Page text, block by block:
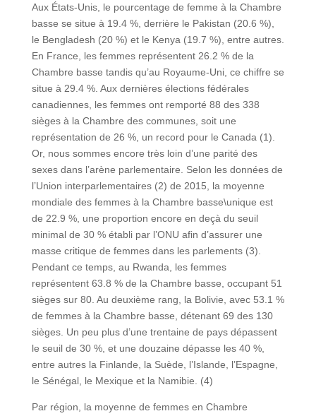
Aux États-Unis, le pourcentage de femme à la Chambre
basse se situe à 19.4 %, derrière le Pakistan (20.6 %),
le Bengladesh (20 %) et le Kenya (19.7 %), entre autres.
En France, les femmes représentent 26.2 % de la
Chambre basse tandis qu’au Royaume-Uni, ce chiffre se
situe à 29.4 %. Aux dernières élections fédérales
canadiennes, les femmes ont remporté 88 des 338
sièges à la Chambre des communes, soit une
représentation de 26 %, un record pour le Canada (1).
Or, nous sommes encore très loin d’une parité des
sexes dans l’arène parlementaire. Selon les données de
l’Union interparlementaires (2) de 2015, la moyenne
mondiale des femmes à la Chambre basse\unique est
de 22.9 %, une proportion encore en deçà du seuil
minimal de 30 % établi par l’ONU afin d’assurer une
masse critique de femmes dans les parlements (3).
Pendant ce temps, au Rwanda, les femmes
représentent 63.8 % de la Chambre basse, occupant 51
sièges sur 80. Au deuxième rang, la Bolivie, avec 53.1 %
de femmes à la Chambre basse, détenant 69 des 130
sièges. Un peu plus d’une trentaine de pays dépassent
le seuil de 30 %, et une douzaine dépasse les 40 %,
entre autres la Finlande, la Suède, l’Islande, l’Espagne,
le Sénégal, le Mexique et la Namibie. (4)
Par région, la moyenne de femmes en Chambre